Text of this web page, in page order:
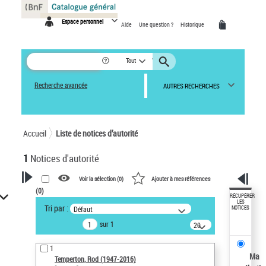
Espace personnel Aide Une question ? Historique
Tout
Recherche avancée AUTRES RECHERCHES
Accueil Liste de notices d’autorité
1 Notices d'autorité
VOTRE RECHERCHE
Recherche avancée dans les
notices d’autorité
Œuvres liées à l'auteur :
Temperton, Rod (1947-2016)
Voir la sélection (0) Ajouter à mes références
(0)
Tri par : Défaut
sur 1
20
résultats/page
1
Temperton, Rod (1947-2016)
RÉCUPÉRER
LES
NOTICES
Ma
Panneau de gestion des cookies